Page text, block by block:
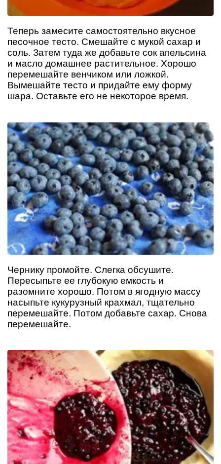
Теперь замесите самостоятельно вкусное
песочное тесто. Смешайте с мукой сахар и
соль. Затем туда же добавьте сок апельсина
и масло домашнее растительное. Хорошо
перемешайте венчиком или ложкой.
Вымешайте тесто и придайте ему форму
шара. Оставьте его не некоторое время.
Чернику промойте. Слегка обсушите.
Пересыпьте ее глубокую емкость и
разомните хорошо. Потом в ягодную массу
насыпьте кукурузный крахмал, тщательно
перемешайте. Потом добавьте сахар. Снова
перемешайте.